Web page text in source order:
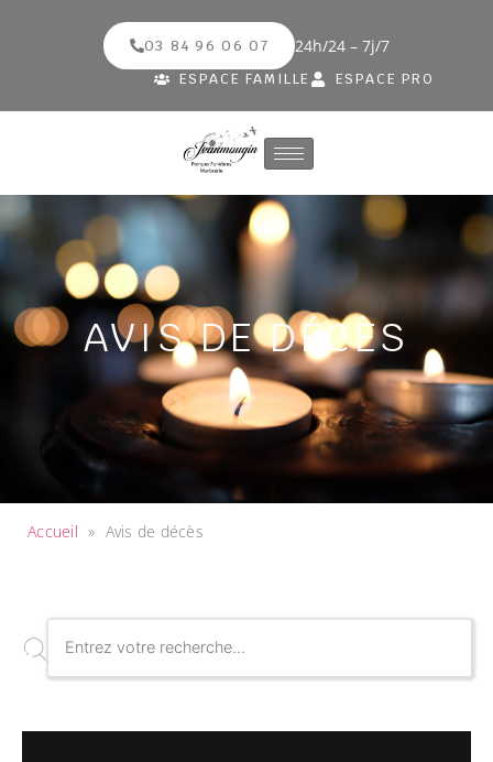
03 84 96 06 07 24h/24 – 7j/7
ESPACE FAMILLE ESPACE PRO
AVIS DE DÉCÈS
Accueil » Avis de décès